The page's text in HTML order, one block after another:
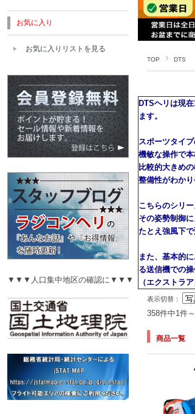
TOP DTS
DTSヘリは現
ます。
スポーツタイ
機敏な操作で
比較的大きめ
整備性がわかり
こちらのシリ
その姿勢制御
たとえ強風下
また、基本的
る送信機での操
（エクストラ
表示切替：
358件中1件
商品一覧
お気に入り
お気に入りリストを見る
▼▼▼人口集中地区の確認に▼▼▼